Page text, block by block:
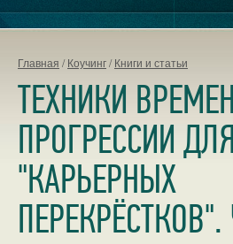
Главная /Коучинг/Книги и статьи
ТЕХНИКИ
ПРОГРЕССИИ ДЛЯ
"КАРЬЕРНЫХ
ПЕРЕКРЁСТКОВ".